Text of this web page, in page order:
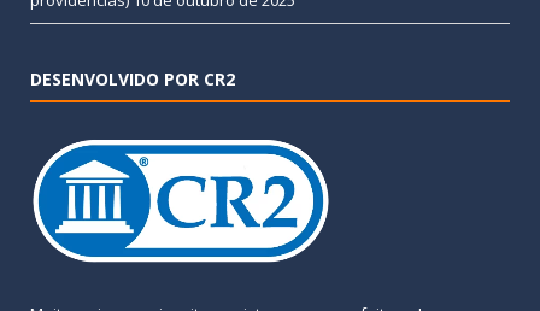
DESENVOLVIDO POR CR2